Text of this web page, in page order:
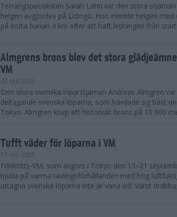
Terrängspecialisten Sarah Lahti var den stora
helgen avgjordes på Lidingö. Hon inledde helgen
på korta banan 4 km efter att haft ledningen från start
Almgrens brons blev det stora
VM
23 sep 2025
Den stora svenska löparstjärnan Andreas Almgren
deltagande svenska löparna, som hävdade sig bäst
Tokyo. Almgren knep ett historiskt brons på 10 000
Tufft väder för löparna i VM
11 sep 2025
Friidrotts-VM, som avgörs i Tokyo den 13–21
bjuda på varma tävlingsförhållanden med hög
uttagna svenska löparna inte är vana vid. Värst